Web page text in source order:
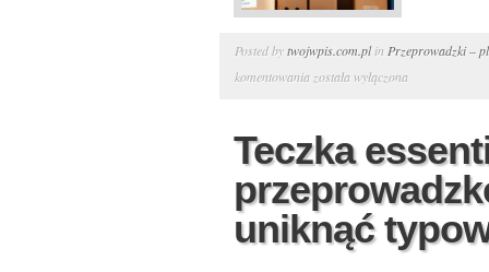
Posted bytwojwpis.com.plin Przeprowadzki –
komentowania Jak
dokumenty
przy
przeprowadzce,
by
została wyłączona
Teczka
uniknąć